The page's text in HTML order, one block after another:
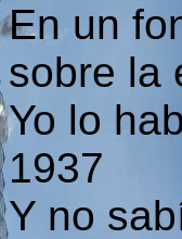
En un
sobre la
Yo lo
1937
Y no